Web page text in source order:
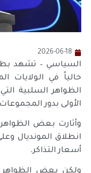
2026-06-18
حالياً في الولايات
الظواهر السلبية
الأولى بدور
وأثارت بعض
انطلاق المونديال
أسعار التذاكر.
ولكن بعض